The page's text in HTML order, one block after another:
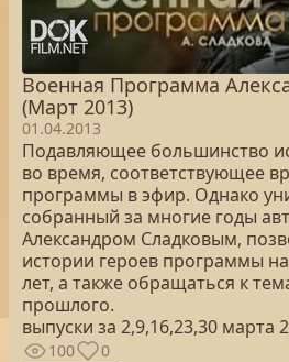
Военная Программа
(Март 2013)
01.04.2013
Подавляющее большинство
во время, соответствующее
программы в эфир. Однако
собранный за многие годы
Александром Сладковым,
истории героев программы
лет, а также обращаться к
прошлого.
выпуски за 2,9,16,23,30 марта
100 0